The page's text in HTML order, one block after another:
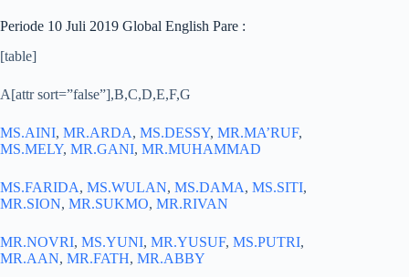
Periode 10 Juli 2019 Global English Pare :
[table]
A[attr sort=”false”],B,C,D,E,F,G
MS.AINI, MR.ARDA, MS.DESSY, MR.MA’RUF,
MS.MELY, MR.GANI, MR.MUHAMMAD
MS.FARIDA, MS.WULAN, MS.DAMA, MS.SITI,
MR.SION, MR.SUKMO, MR.RIVAN
MR.NOVRI, MS.YUNI, MR.YUSUF, MS.PUTRI,
MR.AAN, MR.FATH, MR.ABBY